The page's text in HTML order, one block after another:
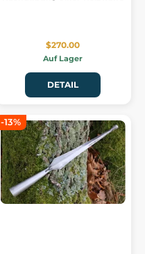
$270.00
Auf Lager
DETAIL
-13%